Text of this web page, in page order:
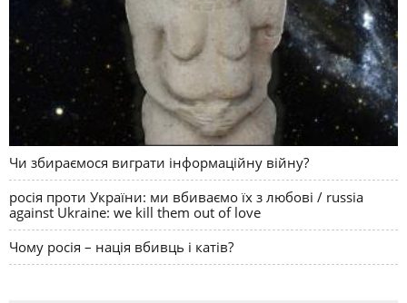
Чи збираємося виграти інформаційну війну?
росія проти України: ми вбиваємо їх з любові / russia
against Ukraine: we kill them out of love
Чому росія – нація вбивць і катів?